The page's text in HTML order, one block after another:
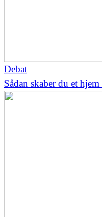
Debat
Sådan skaber du et